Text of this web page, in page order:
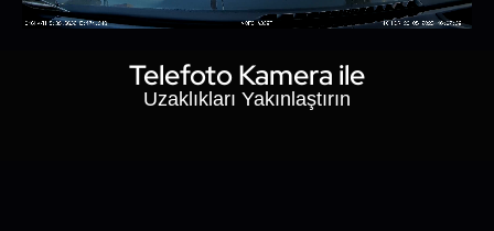
Telefoto Kamera ile
Uzaklıkları Yakınlaştırın